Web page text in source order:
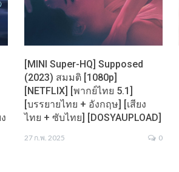
[MINI Super-HQ] Supposed
(2023) สมมติ [1080p]
[NETFLIX] [พากย์ไทย 5.1]
[บรรยายไทย + อังกฤษ] [เสียง
ไทย + ซับไทย] [DOSYAUPLOAD]
27 ก.พ. 2025 0